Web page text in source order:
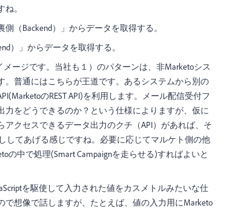
。
（Backend）」からデータを取得する。
）」からデータを取得する。
ージです。当社も１）のパターンは、非Marketoシス
普通にはこちらが王道です。あるシステムから別の
のREST API)を利用します。メール配信受付フ
をどうできるのか？という仕様によりますが、仮に
クセスできるデータ出力のクチ（API）があれば、そ
してあげる感じですね。必要に応じてマルケト側の他
の中で処理(Smart Campaignを走らせる)すればよいと
を駆使して入力された値をカスメトルみたいな仕
想像で話しますが、たとえば、値の入力用にMarketo